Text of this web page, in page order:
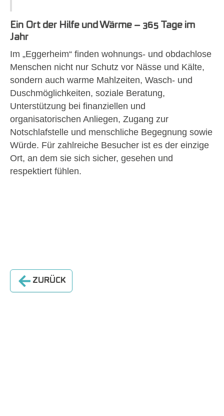
Ein Ort der Hilfe und Wärme – 365 Tage im
Jahr
Im „Eggerheim“ finden wohnungs- und obdachlose
Menschen nicht nur Schutz vor Nässe und Kälte,
sondern auch warme Mahlzeiten, Wasch- und
Duschmöglichkeiten, soziale Beratung,
Unterstützung bei finanziellen und
organisatorischen Anliegen, Zugang zur
Notschlafstelle und menschliche Begegnung sowie
Würde. Für zahlreiche Besucher ist es der einzige
Ort, an dem sie sich sicher, gesehen und
respektiert fühlen.
ZURÜCK